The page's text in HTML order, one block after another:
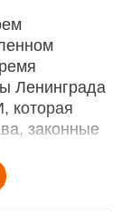
Ленинграда
которая
законные